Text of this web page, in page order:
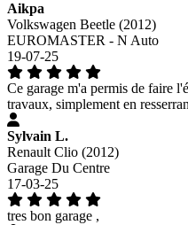
Aikpa
Volkswagen Beetle (2012)
EUROMASTER - N Auto
19-07-25
Ce garage m'a permis de faire
travaux, simplement en
Sylvain L.
Renault Clio (2012)
Garage Du Centre
17-03-25
tres bon garage ,